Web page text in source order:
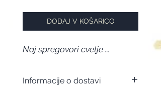
DODAJ V KOŠARICO
Naj spregovori cvetje ...
Informacije o dostavi